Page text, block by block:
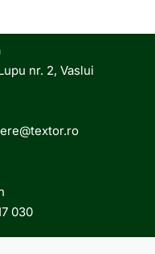
nr. 2, Vaslui
030